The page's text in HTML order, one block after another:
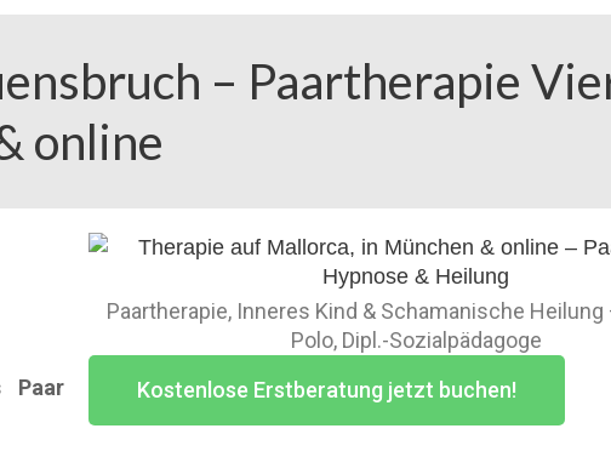
– Paartherapie
online
Paar
Paartherapie, Inneres Kind & Schamanische
Polo, Dipl.-Sozialpädagoge
Kostenlose Erstberatung jetzt buchen!